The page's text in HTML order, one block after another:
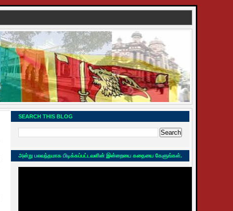
SEARCH THIS BLOG
அன்று பலவந்தமாக பிடிக்கப்பட்டவளின் இன்றையை கதையை கேளுங்கள்.